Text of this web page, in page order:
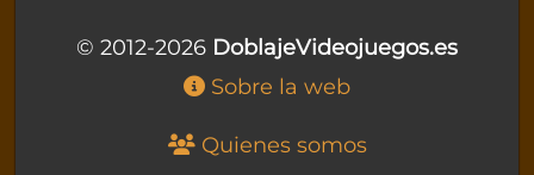
© 2012-2026 DoblajeVideojuegos.es
Sobre la web
Quienes somos